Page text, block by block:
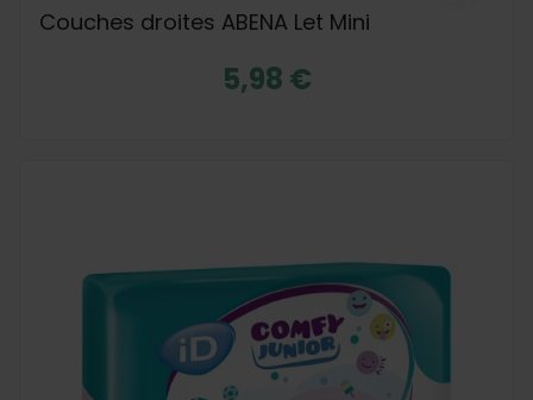
Couches droites ABENA Let Mini
5,98 €